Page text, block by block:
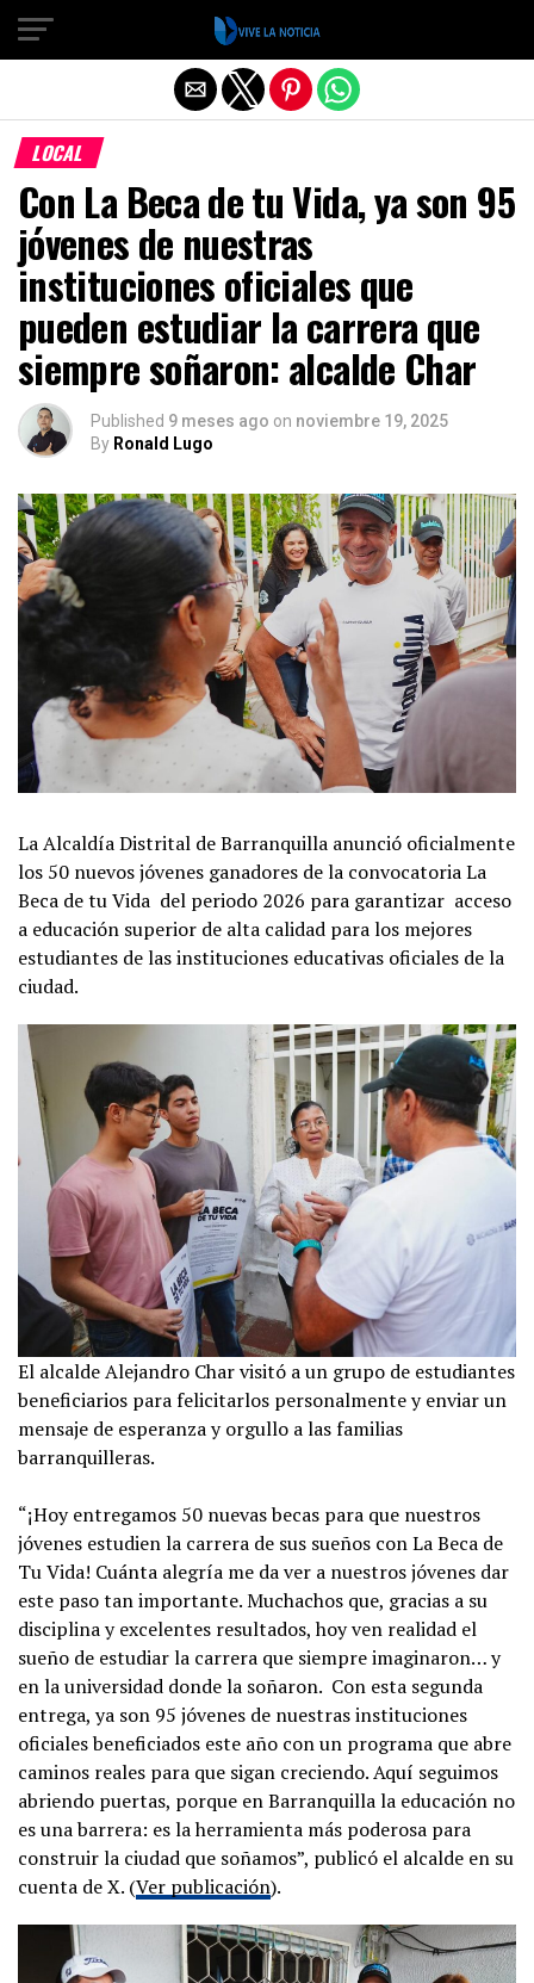
LOCAL
Con La Beca de tu Vida, ya son 95
jóvenes de nuestras
instituciones oficiales que
pueden estudiar la carrera que
siempre soñaron: alcalde Char
Published 9 meses ago on noviembre 19, 2025
By Ronald Lugo
La Alcaldía Distrital de Barranquilla anunció oficialmente
los 50 nuevos jóvenes ganadores de la convocatoria La
Beca de tu Vida del periodo 2026 para garantizar acceso
a educación superior de alta calidad para los mejores
estudiantes de las instituciones educativas oficiales de la
ciudad.
El alcalde Alejandro Char visitó a un grupo de estudiantes
beneficiarios para felicitarlos personalmente y enviar un
mensaje de esperanza y orgullo a las familias
barranquilleras.
“¡Hoy entregamos 50 nuevas becas para que nuestros
jóvenes estudien la carrera de sus sueños con La Beca de
Tu Vida! Cuánta alegría me da ver a nuestros jóvenes dar
este paso tan importante. Muchachos que, gracias a su
disciplina y excelentes resultados, hoy ven realidad el
sueño de estudiar la carrera que siempre imaginaron… y
en la universidad donde la soñaron. Con esta segunda
entrega, ya son 95 jóvenes de nuestras instituciones
oficiales beneficiados este año con un programa que abre
caminos reales para que sigan creciendo. Aquí seguimos
abriendo puertas, porque en Barranquilla la educación no
es una barrera: es la herramienta más poderosa para
construir la ciudad que soñamos”, publicó el alcalde en su
cuenta de X. (Ver publicación).
Salir de la versión móvil